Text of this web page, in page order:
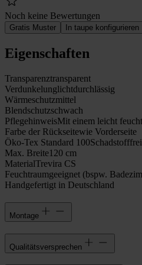
Noch keine Bewertungen
Gratis Muster In taupe konfigurieren
Eigenschaften
Transparenztransparent
Verdunkelunglichtdurchlässig
Wärmeschutzmittel
Blendschutzschwach
PflegehinweisMit einem leicht
Farbe der Rückseitewie Vorderseite
Öko-Tex Standard 100Schadstofffrei
Max. Breite120 cm
MaterialTrevira CS
Feuchtraumgeeignet (bspw.
Handgefertigt in Deutschland
Montage
Qualitätsversprechen